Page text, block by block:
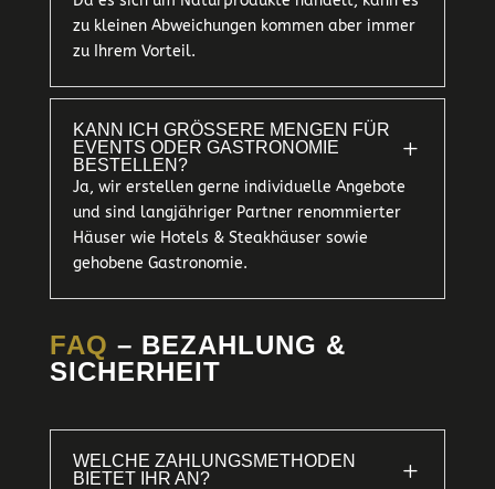
zu kleinen Abweichungen kommen aber immer
zu Ihrem Vorteil.
KANN ICH GRÖSSERE MENGEN FÜR E
VENTS ODER GASTRONOMIE B
ESTELLEN?
L
Ja, wir erstellen gerne individuelle Angebote
und sind langjähriger Partner renommierter
Häuser wie Hotels & Steakhäuser sowie
gehobene Gastronomie.
FAQ – BEZAHLUNG &
SICHERHEIT
WELCHE ZAHLUNGSMETHODEN
BIETET IHR AN?
L